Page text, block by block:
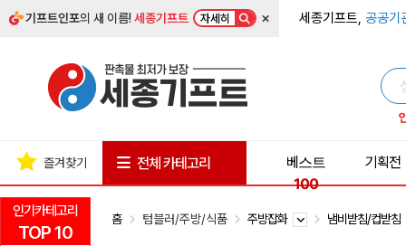
기프트인포의 새 이름!세종기프트 자세히 × 세종기프트, 공공기
인기카테고리
TOP 10
즐겨찾기 전체 카테고리
베스트
100
기획전
홈 텀블러/주방/식품 주방잡화 냄비받침/컵받침